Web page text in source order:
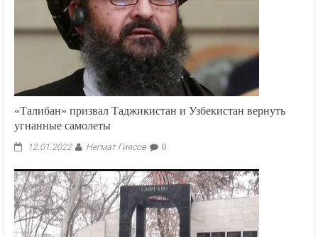
«Талибан» призвал Таджикистан и Узбекистан вернуть
угнанные самолеты
12.01.2022 Негмат Гиясов 0